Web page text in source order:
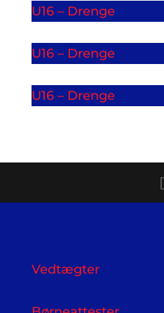
U16 – Drenge
U16 – Drenge
U16 – Drenge
Vedtægter